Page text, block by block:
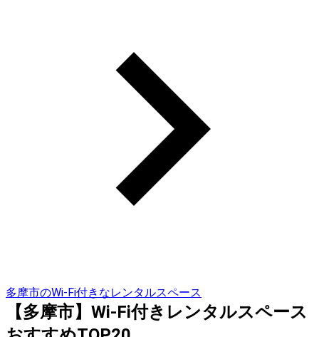
多摩市のWi-Fi付きなレンタルスペース
【多摩市】Wi-Fi付きレンタルスペース